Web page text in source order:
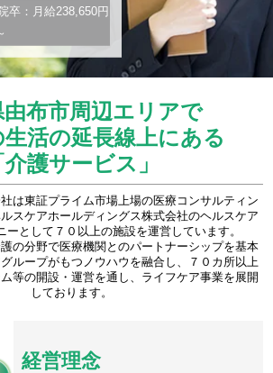
：月給238,650円
由布市周辺エリアで
活の延長線上にある
介護サービス」
は東証プライム市場上場の医療コンサルティン
スケアホールディングス株式会社のヘルスケア
ーとして７０以上の施設を運営しています。
の分野で医療機関とのパートナーシップを基本
ループがもつノウハウを融合し、７０カ所以上
等の開設・運営を通し、ライフケア事業を展開
しております。
経営理念